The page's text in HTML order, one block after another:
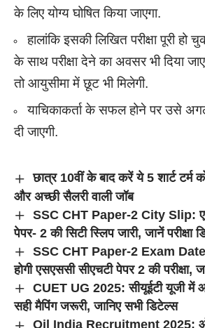
के लिए योग्य घोषित किया जाएगा.
हालांकि इसकी लिखित परीक्षा पूरी
के साथ परीक्षा देने का अवसर भी दिया
तो आयुसीमा में छूट भी मिलेगी.
याचिकाकर्ता के सफल होने पर उसे
दी जाएगी.
छात्र 10वीं के बाद करें ये 5 शार्ट टर्म
और अच्छी सैलरी वाली जॉब
SSC CHT Paper-2 City Slip:
पेपर- 2 की सिटी स्लिप जारी, जानें परीक्षा
SSC CHT Paper-2 Exam
होगी एसएससी सीएचटी पेपर 2 की परीक्षा,
CUET UG 2025: सीयूईटी यूजी में
सही मैपिंग जरूरी, जानिए सभी डिटेल्स
Oil India Recruitment 2025: